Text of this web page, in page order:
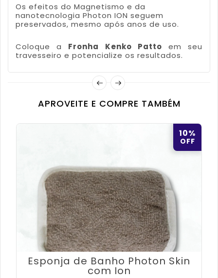
Os efeitos do Magnetismo e da
nanotecnologia Photon ION seguem
preservados, mesmo após anos de uso.
Coloque a Fronha Kenko Patto em seu
travesseiro e potencialize os resultados.
APROVEITE E COMPRE TAMBÉM
10%
OFF
Esponja de Banho Photon Skin
com Ion